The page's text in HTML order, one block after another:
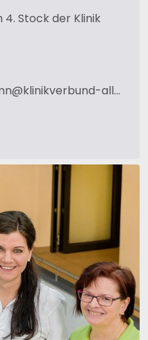
4. Stock der Klinik
@klinikverbund-allgaeu